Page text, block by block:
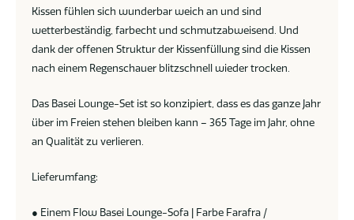
Kissen fühlen sich wunderbar weich an und sind
wetterbeständig, farbecht und schmutzabweisend. Und
dank der offenen Struktur der Kissenfüllung sind die Kissen
nach einem Regenschauer blitzschnell wieder trocken.
Das Basei Lounge-Set ist so konzipiert, dass es das ganze Jahr
über im Freien stehen bleiben kann – 365 Tage im Jahr, ohne
an Qualität zu verlieren.
Lieferumfang:
● Einem Flow Basei Lounge-Sofa | Farbe Farafra /